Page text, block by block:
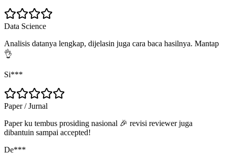
Data Science
Analisis datanya lengkap, dijelasin juga cara baca hasilnya. Mantap
👌
Si***
Paper / Jurnal
Paper ku tembus prosiding nasional 🎉 revisi reviewer juga
dibantuin sampai accepted!
De***